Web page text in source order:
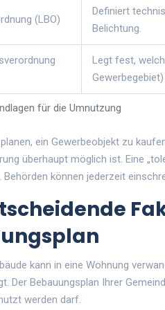
für die Umnutzung
(LBO)
Definiert
Belichtung.
Legt fest,
ein Gewerbeobjekt zu
überhaupt möglich ist. Eine
Behörden können jederzeit
kann in eine Wohnung
Der Bebauungsplan Ihrer
werden darf.